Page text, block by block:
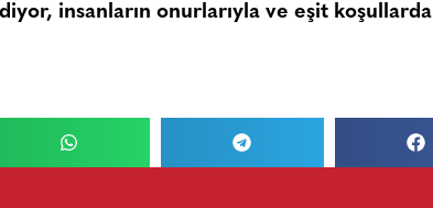
insanların onurlarıyla ve eşit koşullarda